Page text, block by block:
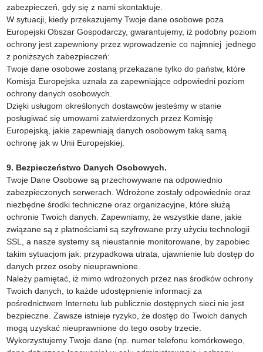
zabezpieczeń, gdy się z nami skontaktuje.
W sytuacji, kiedy przekazujemy Twoje dane osobowe poza
Europejski Obszar Gospodarczy, gwarantujemy, iż podobny poziom
ochrony jest zapewniony przez wprowadzenie co najmniej jednego
z poniższych zabezpieczeń:
Twoje dane osobowe zostaną przekazane tylko do państw, które
Komisja Europejska uznała za zapewniające odpowiedni poziom
ochrony danych osobowych.
Dzięki usługom określonych dostawców jesteśmy w stanie
posługiwać się umowami zatwierdzonych przez Komisję
Europejską, jakie zapewniają danych osobowym taką samą
ochronę jak w Unii Europejskiej.
9. Bezpieczeństwo Danych Osobowych.
Twoje Dane Osobowe są przechowywane na odpowiednio
zabezpieczonych serwerach. Wdrożone zostały odpowiednie oraz
niezbędne środki techniczne oraz organizacyjne, które służą
ochronie Twoich danych. Zapewniamy, że wszystkie dane, jakie
związane są z płatnościami są szyfrowane przy użyciu technologii
SSL, a nasze systemy są nieustannie monitorowane, by zapobiec
takim sytuacjom jak: przypadkowa utrata, ujawnienie lub dostęp do
danych przez osoby nieuprawnione.
Należy pamiętać, iż mimo wdrożonych przez nas środków ochrony
Twoich danych, to każde udostępnienie informacji za
pośrednictwem Internetu lub publicznie dostępnych sieci nie jest
bezpieczne. Zawsze istnieje ryzyko, że dostęp do Twoich danych
mogą uzyskać nieuprawnione do tego osoby trzecie.
Wykorzystujemy Twoje dane (np. numer telefonu komórkowego,